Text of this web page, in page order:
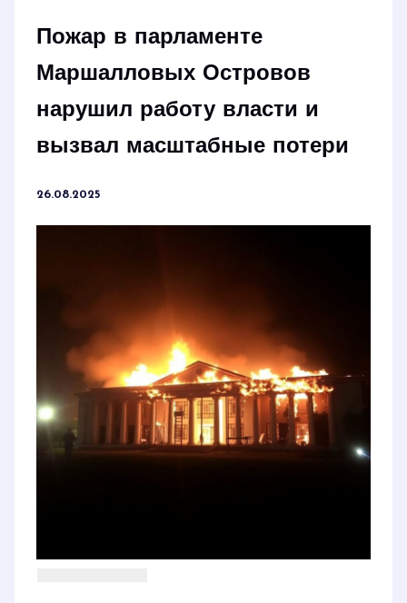
Пожар в парламенте
Маршалловых Островов
нарушил работу власти и
вызвал масштабные потери
26.08.2025